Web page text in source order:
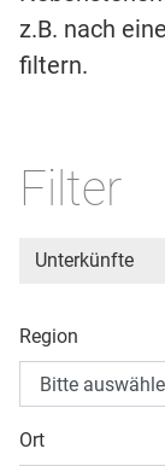
z.B. nach
filtern.
Filter
Unterkünfte
Region
Ort